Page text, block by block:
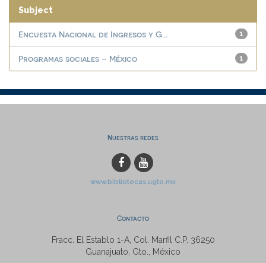
Subject
1
Encuesta Nacional de Ingresos y G...
1
Programas sociales – México
Nuestras redes
www.bibliotecas.ugto.mx
Contacto
Fracc. El Establo 1-A, Col. Marfil C.P. 36250
Guanajuato, Gto., México